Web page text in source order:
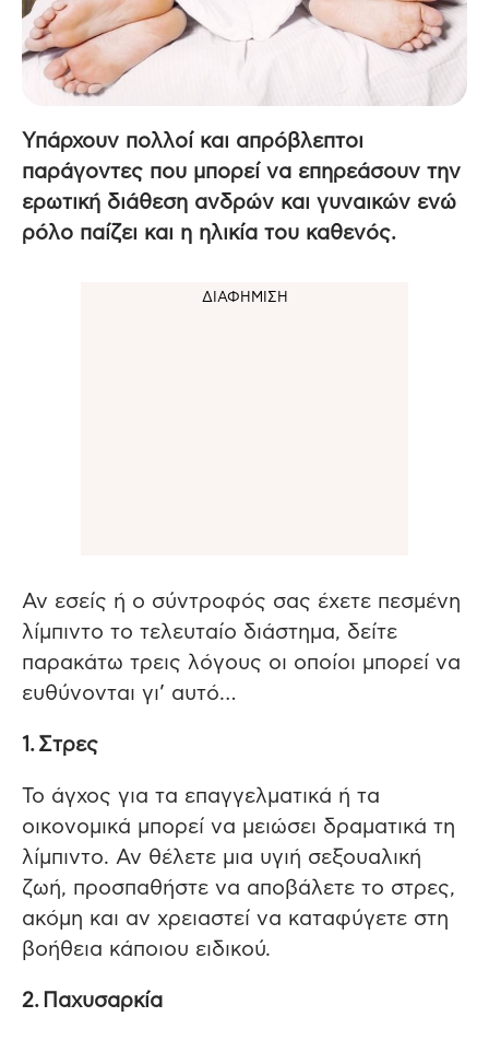
Υπάρχουν πολλοί και απρόβλεπτοι
παράγοντες που μπορεί να επηρεάσουν την
ερωτική διάθεση ανδρών και γυναικών ενώ
ρόλο παίζει και η ηλικία του καθενός.
Αν εσείς ή ο σύντροφός σας έχετε πεσμένη
λίμπιντο το τελευταίο διάστημα, δείτε
παρακάτω τρεις λόγους οι οποίοι μπορεί να
ευθύνονται γι’ αυτό…
1. Στρες
Το άγχος για τα επαγγελματικά ή τα
οικονομικά μπορεί να μειώσει δραματικά τη
λίμπιντο. Αν θέλετε μια υγιή σεξουαλική
ζωή, προσπαθήστε να αποβάλετε το στρες,
ακόμη και αν χρειαστεί να καταφύγετε στη
βοήθεια κάποιου ειδικού.
2. Παχυσαρκία